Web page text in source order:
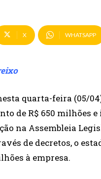
X WHATSAPP
quarta-feira (05/
de R$ 650 milhões
na Assembleia
de decretos, o
à empresa.